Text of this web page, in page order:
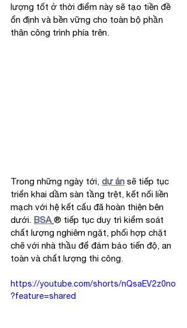
lượng tốt ở thời điểm này sẽ tạo tiền đề
ổn định và bền vững cho toàn bộ phần
thân công trình phía trên.
Trong những ngày tới, dự án sẽ tiếp tục
triển khai dầm sàn tầng trệt, kết nối liền
mạch với hệ kết cấu đã hoàn thiện bên
dưới. BSA ® tiếp tục duy trì kiểm soát
chất lượng nghiêm ngặt, phối hợp chặt
chẽ với nhà thầu để đảm bảo tiến độ, an
toàn và chất lượng thi công.
https://youtube.com/shorts/nQsaEV2z0no
?feature=shared